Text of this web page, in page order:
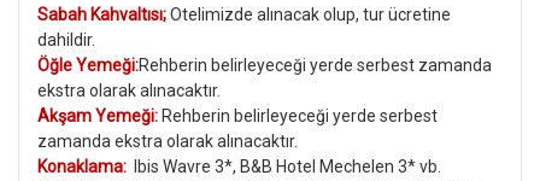
Sabah Kahvaltısı;Otelimizde alınacak olup, tur ücretine
dahildir.
Öğle Yemeği:Rehberin belirleyeceği yerde serbest zamanda
ekstra olarak alınacaktır.
Akşam Yemeği: Rehberin belirleyeceği yerde serbest
zamanda ekstra olarak alınacaktır.
Konaklama:
Ibis Wavre 3*, B&B Hotel Mechelen 3* vb.